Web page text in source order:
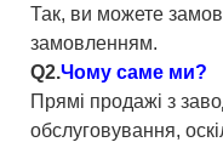
Так, ви можете
замовленням.
Q2.Чому саме ми?
Прямі продажі з
обслуговування,